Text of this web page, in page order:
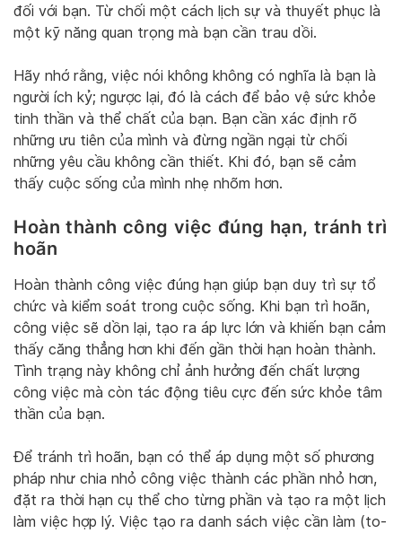
đối với bạn. Từ chối một cách lịch sự và thuyết phục là
một kỹ năng quan trọng mà bạn cần trau dồi.
Hãy nhớ rằng, việc nói không không có nghĩa là bạn là
người ích kỷ; ngược lại, đó là cách để bảo vệ sức khỏe
tinh thần và thể chất của bạn. Bạn cần xác định rõ
những ưu tiên của mình và đừng ngần ngại từ chối
những yêu cầu không cần thiết. Khi đó, bạn sẽ cảm
thấy cuộc sống của mình nhẹ nhõm hơn.
Hoàn thành công việc đúng hạn, tránh trì
hoãn
Hoàn thành công việc đúng hạn giúp bạn duy trì sự tổ
chức và kiểm soát trong cuộc sống. Khi bạn trì hoãn,
công việc sẽ dồn lại, tạo ra áp lực lớn và khiến bạn cảm
thấy căng thẳng hơn khi đến gần thời hạn hoàn thành.
Tình trạng này không chỉ ảnh hưởng đến chất lượng
công việc mà còn tác động tiêu cực đến sức khỏe tâm
thần của bạn.
Để tránh trì hoãn, bạn có thể áp dụng một số phương
pháp như chia nhỏ công việc thành các phần nhỏ hơn,
đặt ra thời hạn cụ thể cho từng phần và tạo ra một lịch
làm việc hợp lý. Việc tạo ra danh sách việc cần làm (to-